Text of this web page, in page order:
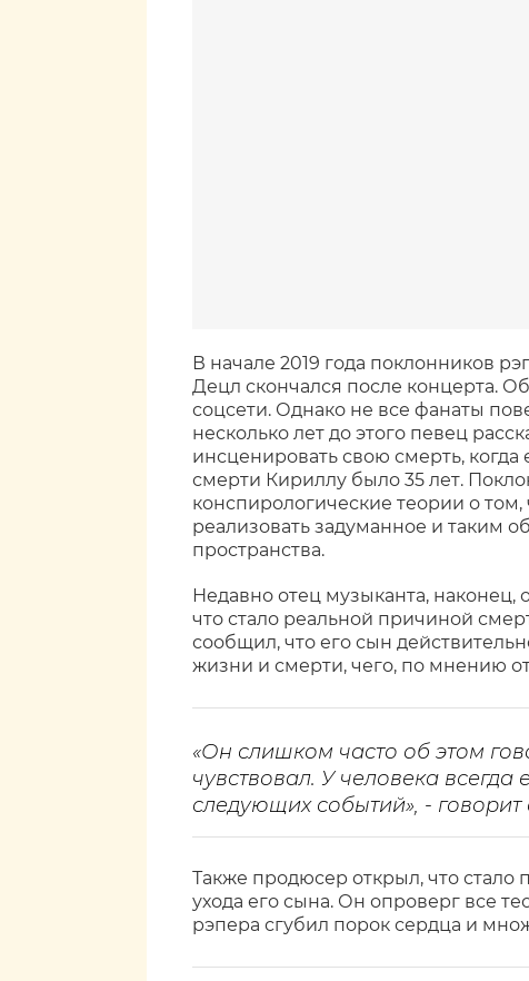
В начале 2019 года поклонников
Децл скончался после концерта.
соцсети. Однако не все фанаты
несколько лет до этого певец
инсценировать свою смерть,
смерти Кириллу было 35 лет.
конспирологические теории о
реализовать задуманное и таким
пространства.
Недавно отец музыканта, наконец,
что стало реальной причиной
сообщил, что его сын
жизни и смерти, чего, по мнению
«Он слишком часто об этом
чувствовал. У человека всегда
следующих событий», - говорит
Также продюсер открыл, что стало
ухода его сына. Он опроверг все
рэпера сгубил порок сердца и